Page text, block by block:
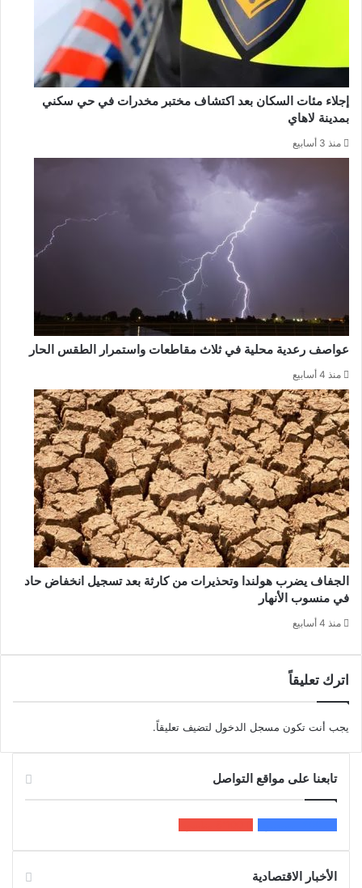
إجلاء مئات السكان بعد اكتشاف مختبر مخدرات في حي سكني
بمدينة لاهاي
منذ 3 أسابيع
عواصف رعدية محلية في ثلاث مقاطعات واستمرار الطقس الحار
منذ 4 أسابيع
الجفاف يضرب هولندا وتحذيرات من كارثة بعد تسجيل انخفاض حاد
في منسوب الأنهار
منذ 4 أسابيع
اترك تعليقاً
يجب أنت تكون مسجل الدخول لتضيف تعليقاً.
تابعنا على مواقع التواصل
الأخبار الاقتصادية